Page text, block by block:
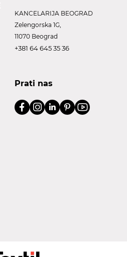
KANCELARIJA BEOGRAD
Zelengorska 1G,
11070 Beograd
+381 64 645 35 36
Prati nas